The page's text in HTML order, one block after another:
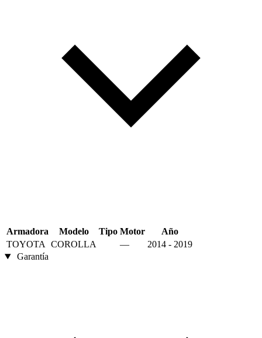
Armadora Modelo Tipo Motor
Año
TOYOTA
COROLLA —
2014 - 2019
Garantía